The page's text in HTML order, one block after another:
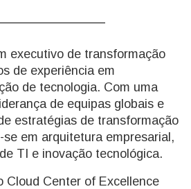
executivo de transformação
de experiência em
de tecnologia. Com uma
de equipas globais e
estratégias de transformação
em arquitetura empresarial,
TI e inovação tecnológica.
Cloud Center of Excellence